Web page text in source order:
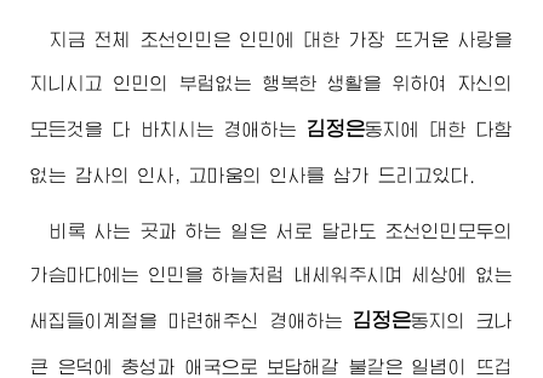
지금 전체 조선인민은 인민에 대한 가장 뜨거운 사랑을
지니시고 인민의 부럼없는 행복한 생활을 위하여 자신의
모든것을 다 바치시는 경애하는 김정은동지에 대한 다함
없는 감사의 인사, 고마움의 인사를 삼가 드리고있다.
비록 사는 곳과 하는 일은 서로 달라도 조선인민모두의
가슴마다에는 인민을 하늘처럼 내세워주시며 세상에 없는
새집들이계절을 마련해주신 경애하는 김정은동지의 크나
큰 은덕에 충성과 애국으로 보답해갈 불같은 일념이 뜨겁